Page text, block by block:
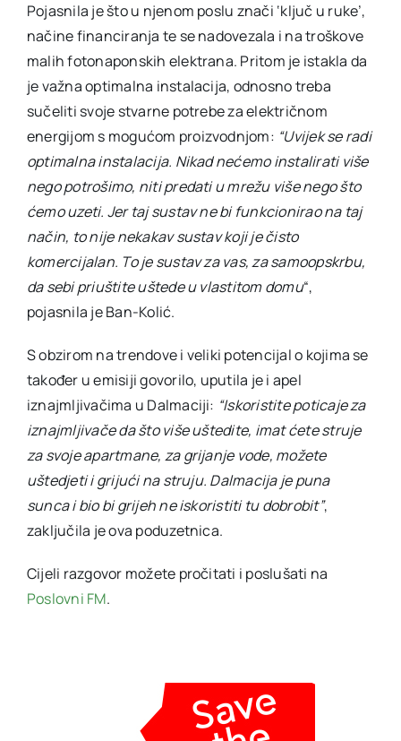
Pojasnila je što u njenom poslu znači ‘ključ u ruke’,
načine financiranja te se nadovezala i na troškove
malih fotonaponskih elektrana. Pritom je istakla da
je važna optimalna instalacija, odnosno treba
sučeliti svoje stvarne potrebe za električnom
energijom s mogućom proizvodnjom: “Uvijek se radi
optimalna instalacija. Nikad nećemo instalirati više
nego potrošimo, niti predati u mrežu više nego što
ćemo uzeti. Jer taj sustav ne bi funkcionirao na taj
način, to nije nekakav sustav koji je čisto
komercijalan. To je sustav za vas, za samoopskrbu,
da sebi priuštite uštede u vlastitom domu“,
pojasnila je Ban-Kolić.
S obzirom na trendove i veliki potencijal o kojima se
također u emisiji govorilo, uputila je i apel
iznajmljivačima u Dalmaciji: “Iskoristite poticaje za
iznajmljivače da što više uštedite, imat ćete struje
za svoje apartmane, za grijanje vode, možete
uštedjeti i grijući na struju. Dalmacija je puna
sunca i bio bi grijeh ne iskoristiti tu dobrobit”,
zaključila je ova poduzetnica.
Cijeli razgovor možete pročitati i poslušati na
Poslovni FM.